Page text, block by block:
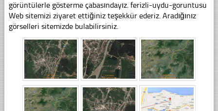
görüntülerle gösterme çabasındayız. ferizli-uydu-goruntusu
Web sitemizi ziyaret ettiğiniz teşekkür ederiz. Aradığınız
görselleri sitemizde bulabilirsiniz.